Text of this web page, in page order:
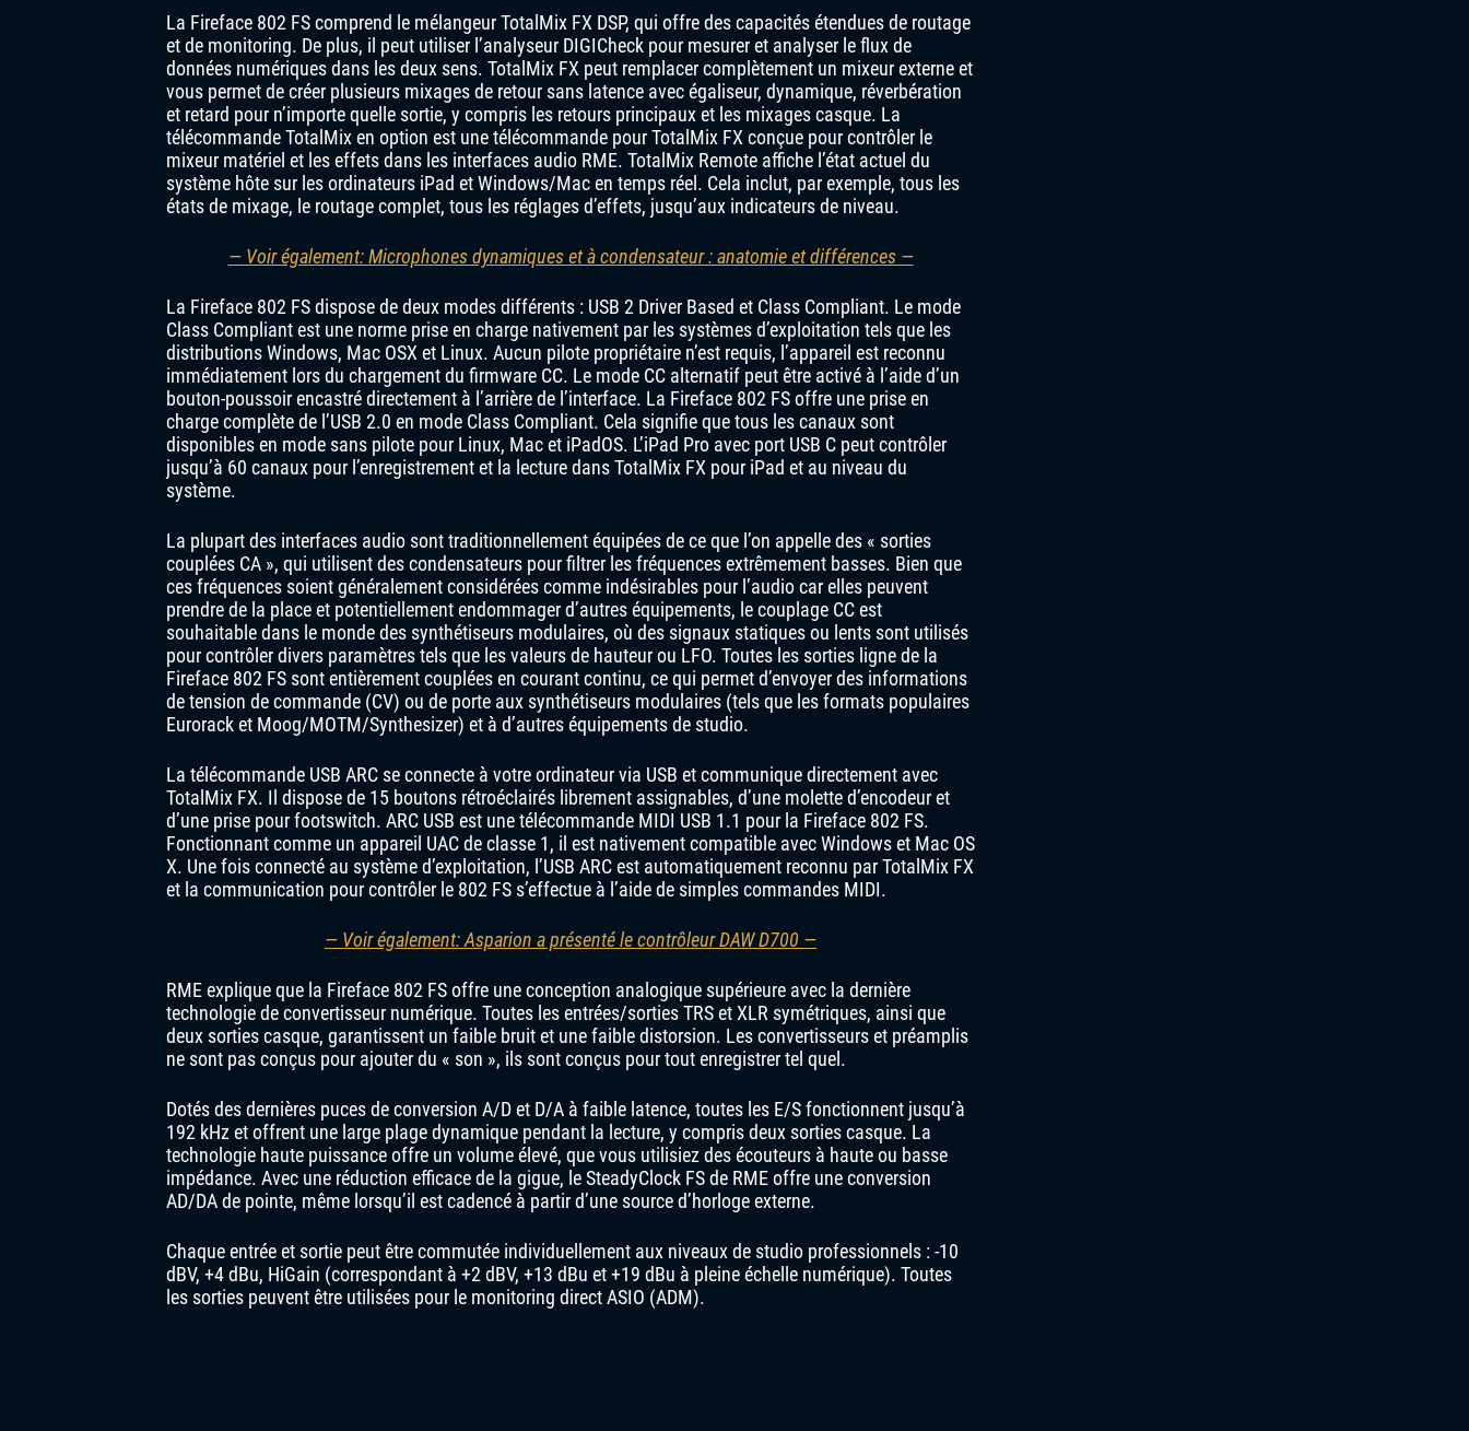
La Fireface 802 FS comprend le mélangeur TotalMix FX DSP, qui offre des capacités étendues de routage
et de monitoring. De plus, il peut utiliser l’analyseur DIGICheck pour mesurer et analyser le flux de
données numériques dans les deux sens. TotalMix FX peut remplacer complètement un mixeur externe et
vous permet de créer plusieurs mixages de retour sans latence avec égaliseur, dynamique, réverbération
et retard pour n’importe quelle sortie, y compris les retours principaux et les mixages casque. La
télécommande TotalMix en option est une télécommande pour TotalMix FX conçue pour contrôler le
mixeur matériel et les effets dans les interfaces audio RME. TotalMix Remote affiche l’état actuel du
système hôte sur les ordinateurs iPad et Windows/Mac en temps réel. Cela inclut, par exemple, tous les
états de mixage, le routage complet, tous les réglages d’effets, jusqu’aux indicateurs de niveau.
— Voir également: Microphones dynamiques et à condensateur : anatomie et différences —
La Fireface 802 FS dispose de deux modes différents : USB 2 Driver Based et Class Compliant. Le mode
Class Compliant est une norme prise en charge nativement par les systèmes d’exploitation tels que les
distributions Windows, Mac OSX et Linux. Aucun pilote propriétaire n’est requis, l’appareil est reconnu
immédiatement lors du chargement du firmware CC. Le mode CC alternatif peut être activé à l’aide d’un
bouton-poussoir encastré directement à l’arrière de l’interface. La Fireface 802 FS offre une prise en
charge complète de l’USB 2.0 en mode Class Compliant. Cela signifie que tous les canaux sont
disponibles en mode sans pilote pour Linux, Mac et iPadOS. L’iPad Pro avec port USB C peut contrôler
jusqu’à 60 canaux pour l’enregistrement et la lecture dans TotalMix FX pour iPad et au niveau du
système.
La plupart des interfaces audio sont traditionnellement équipées de ce que l’on appelle des « sorties
couplées CA », qui utilisent des condensateurs pour filtrer les fréquences extrêmement basses. Bien que
ces fréquences soient généralement considérées comme indésirables pour l’audio car elles peuvent
prendre de la place et potentiellement endommager d’autres équipements, le couplage CC est
souhaitable dans le monde des synthétiseurs modulaires, où des signaux statiques ou lents sont utilisés
pour contrôler divers paramètres tels que les valeurs de hauteur ou LFO. Toutes les sorties ligne de la
Fireface 802 FS sont entièrement couplées en courant continu, ce qui permet d’envoyer des informations
de tension de commande (CV) ou de porte aux synthétiseurs modulaires (tels que les formats populaires
Eurorack et Moog/MOTM/Synthesizer) et à d’autres équipements de studio.
La télécommande USB ARC se connecte à votre ordinateur via USB et communique directement avec
TotalMix FX. Il dispose de 15 boutons rétroéclairés librement assignables, d’une molette d’encodeur et
d’une prise pour footswitch. ARC USB est une télécommande MIDI USB 1.1 pour la Fireface 802 FS.
Fonctionnant comme un appareil UAC de classe 1, il est nativement compatible avec Windows et Mac OS
X. Une fois connecté au système d’exploitation, l’USB ARC est automatiquement reconnu par TotalMix FX
et la communication pour contrôler le 802 FS s’effectue à l’aide de simples commandes MIDI.
— Voir également: Asparion a présenté le contrôleur DAW D700 —
RME explique que la Fireface 802 FS offre une conception analogique supérieure avec la dernière
technologie de convertisseur numérique. Toutes les entrées/sorties TRS et XLR symétriques, ainsi que
deux sorties casque, garantissent un faible bruit et une faible distorsion. Les convertisseurs et préamplis
ne sont pas conçus pour ajouter du « son », ils sont conçus pour tout enregistrer tel quel.
Dotés des dernières puces de conversion A/D et D/A à faible latence, toutes les E/S fonctionnent jusqu’à
192 kHz et offrent une large plage dynamique pendant la lecture, y compris deux sorties casque. La
technologie haute puissance offre un volume élevé, que vous utilisiez des écouteurs à haute ou basse
impédance. Avec une réduction efficace de la gigue, le SteadyClock FS de RME offre une conversion
AD/DA de pointe, même lorsqu’il est cadencé à partir d’une source d’horloge externe.
Chaque entrée et sortie peut être commutée individuellement aux niveaux de studio professionnels : -10
dBV, +4 dBu, HiGain (correspondant à +2 dBV, +13 dBu et +19 dBu à pleine échelle numérique). Toutes
les sorties peuvent être utilisées pour le monitoring direct ASIO (ADM).